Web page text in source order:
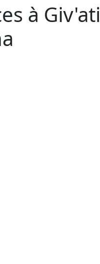
à Giv'ati